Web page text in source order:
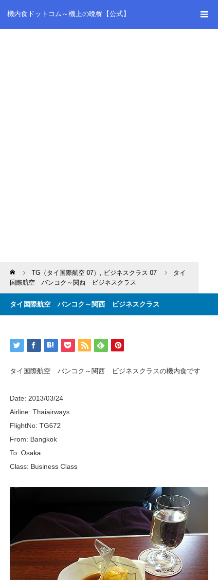
機内食ドットコム～機上の晩餐【公式】
Home TG（タイ国際航空 07） , ビジネスクラス 07
タイ
国際航空 バンコク～関西 ビジネスクラス
タイ国際航空 バンコク～関西 ビジネスクラス
タイ国際航空 バンコク～関西 ビジネスクラスの機内食です
Date: 2013/03/24
Airline: Thaiairways
FlightNo: TG672
From: Bangkok
To: Osaka
Class: Business Class